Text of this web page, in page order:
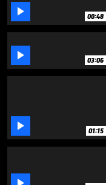
 00:48
 03:06
 01:15